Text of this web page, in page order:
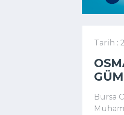
Tarih :
Bursa